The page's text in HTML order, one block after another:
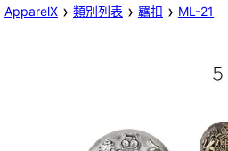
ApparelX › 類別列表 › 羈扣 › ML-21